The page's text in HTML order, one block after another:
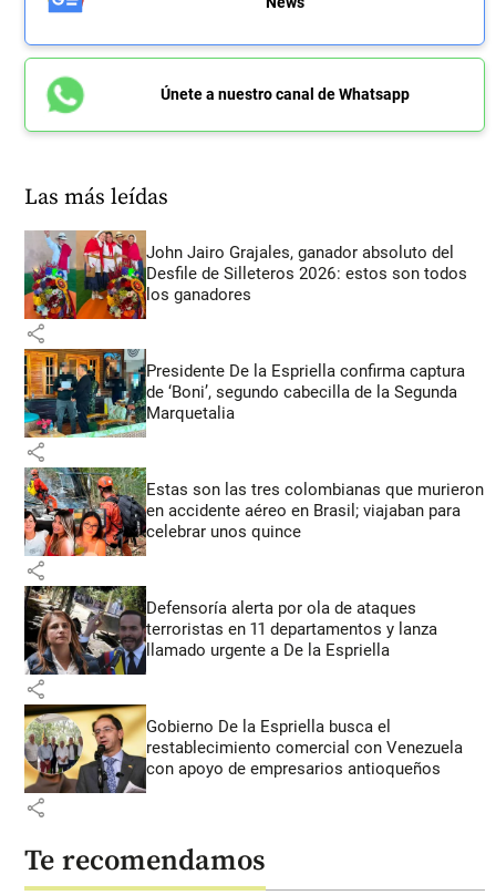
Únete a nuestro canal de Whatsapp
Las más leídas
John Jairo Grajales, ganador absoluto del
Desfile de Silleteros 2026: estos son todos
los ganadores
share
Presidente De la Espriella confirma captura
de ‘Boni’, segundo cabecilla de la Segunda
Marquetalia
share
Estas son las tres colombianas que murieron
en accidente aéreo en Brasil; viajaban para
celebrar unos quince
share
Defensoría alerta por ola de ataques
terroristas en 11 departamentos y lanza
llamado urgente a De la Espriella
share
Gobierno De la Espriella busca el
restablecimiento comercial con Venezuela
con apoyo de empresarios antioqueños
share
Te recomendamos